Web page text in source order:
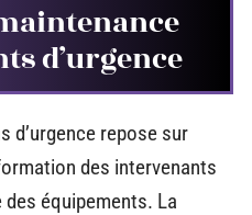
d’urgence
d’urgence repose sur
des intervenants
équipements. La